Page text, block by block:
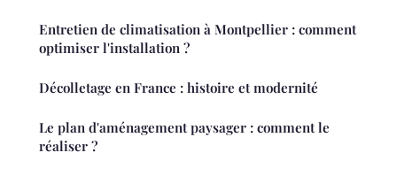
Entretien de climatisation à Montpellier : comment
optimiser l'installation ?
Décolletage en France : histoire et modernité
Le plan d'aménagement paysager : comment le
réaliser ?